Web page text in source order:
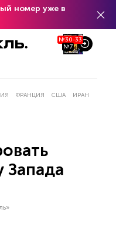
номер уже в
№30-33
№7
ФРАНЦИЯ США
ИРАН
Запада